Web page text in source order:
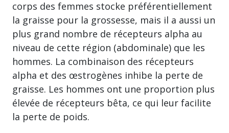
corps des femmes stocke préférentiellement
la graisse pour la grossesse, mais il a aussi un
plus grand nombre de récepteurs alpha au
niveau de cette région (abdominale) que les
hommes. La combinaison des récepteurs
alpha et des œstrogènes inhibe la perte de
graisse. Les hommes ont une proportion plus
élevée de récepteurs bêta, ce qui leur facilite
la perte de poids.